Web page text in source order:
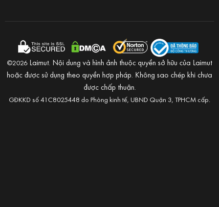
©2026 Laimut. Nội dung và hình ảnh thuộc quyền sở hữu của Laimut
hoặc được sử dụng theo quyền hợp pháp. Không sao chép khi chưa
được chấp thuận.
GĐKKD số 41C8025448 do Phòng kinh tế, UBND Quận 3, TPHCM cấp.